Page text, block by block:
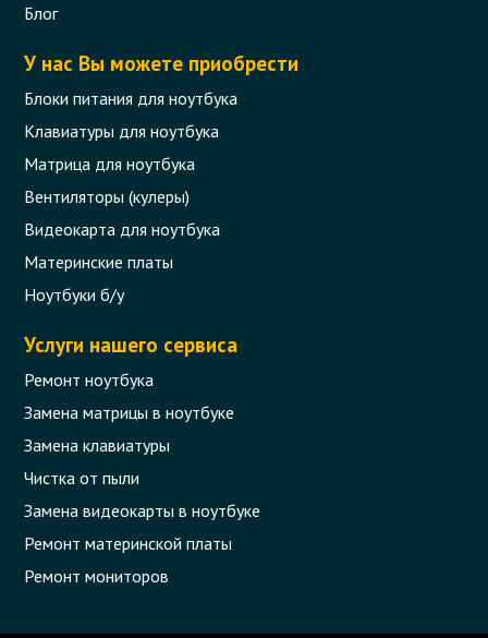
Блог
У нас Вы можете приобрести
Блоки питания для ноутбука
Клавиатуры для ноутбука
Матрица для ноутбука
Вентиляторы (кулеры)
Видеокарта для ноутбука
Материнские платы
Ноутбуки б/у
Услуги нашего сервиса
Ремонт ноутбука
Замена матрицы в ноутбуке
Замена клавиатуры
Чистка от пыли
Замена видеокарты в ноутбуке
Ремонт материнской платы
Ремонт мониторов